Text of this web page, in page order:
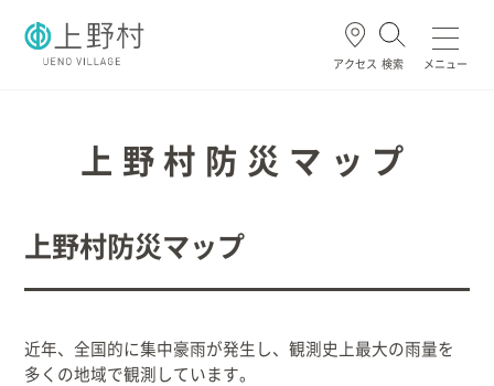
アクセス 検索 メニュー
ごみ・資源 住民票・戸籍
ホーム
上野村防災マップ
上野村防災マップ
近年、全国的に集中豪雨が発生し、観測史上最大の雨量を
多くの地域で観測しています。